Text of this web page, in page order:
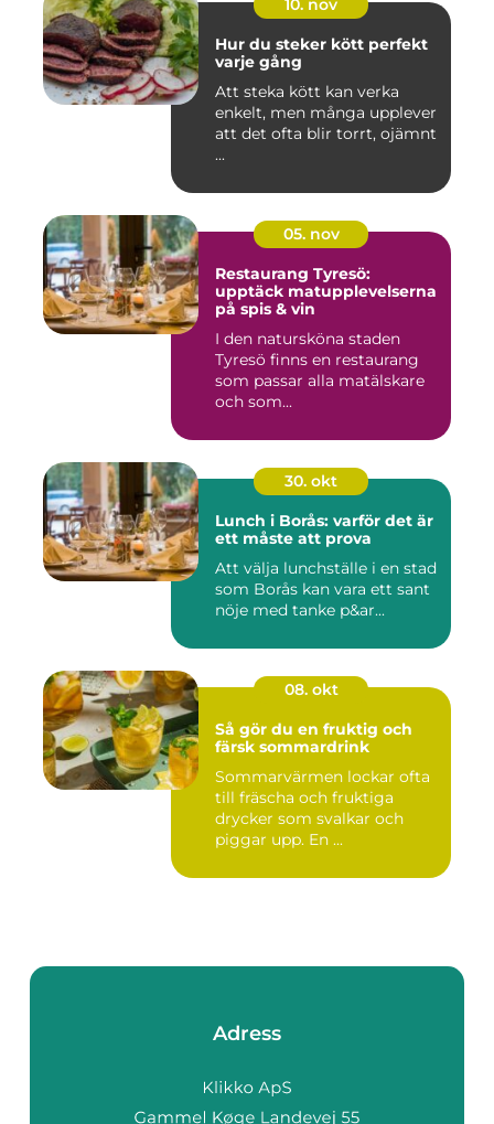
10. nov
Hur du steker kött perfekt
varje gång
Att steka kött kan verka
enkelt, men många upplever
att det ofta blir torrt, ojämnt
...
05. nov
Restaurang Tyresö:
upptäck matupplevelserna
på spis & vin
I den natursköna staden
Tyresö finns en restaurang
som passar alla matälskare
och som...
30. okt
Lunch i Borås: varför det är
ett måste att prova
Att välja lunchställe i en stad
som Borås kan vara ett sant
nöje med tanke p&ar...
08. okt
Så gör du en fruktig och
färsk sommardrink
Sommarvärmen lockar ofta
till fräscha och fruktiga
drycker som svalkar och
piggar upp. En ...
Adress